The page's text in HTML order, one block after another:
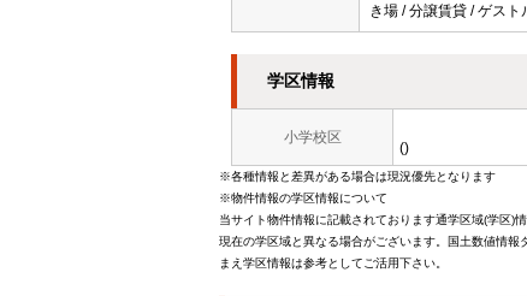
き場 / 分譲賃貸 / ゲス
学区情報
小学校区
()
※各種情報と差異がある場合は現況優先となります
※物件情報の学区情報について
当サイト物件情報に記載されております通学区域(学区)
現在の学区域と異なる場合がございます。国土数値情
まえ学区情報は参考としてご活用下さい。